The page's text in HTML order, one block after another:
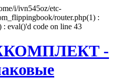
i/ivn545oz/etc-
router.php(1) :
: eval()'d code on line 43
-